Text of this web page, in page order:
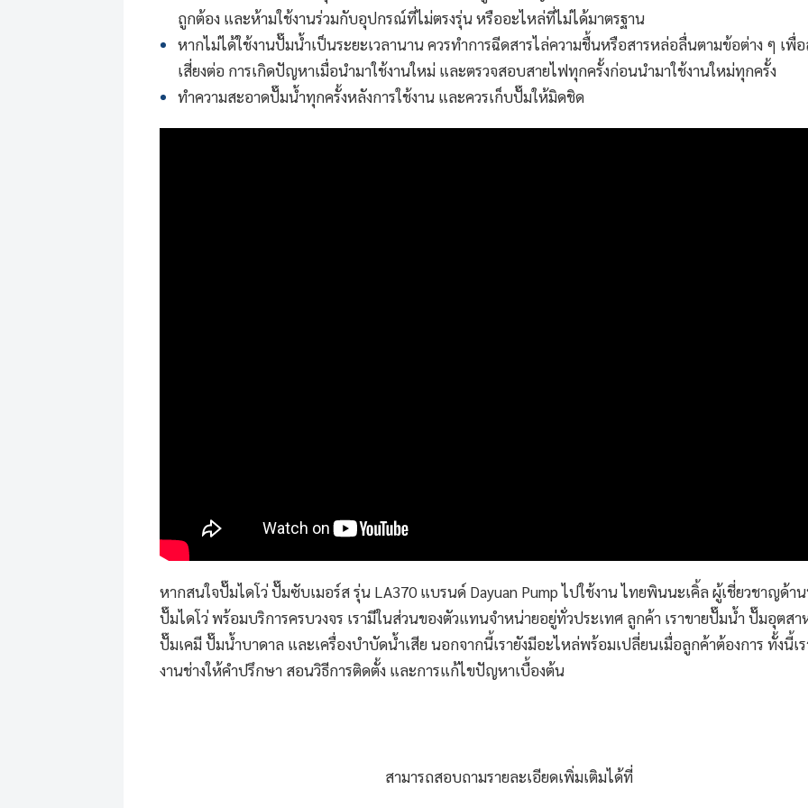
ถูกต้อง และห้ามใช้งานร่วมกับอุปกรณ์ที่ไม่ตรงรุ่น หรืออะไหล่ที่ไม่ได้มาตรฐาน
หากไม่ได้ใช้งานปั๊มน้ำเป็นระยะเวลานาน ควรทำการฉีดสารไล่ความชื้นหรือสารหล่อลื่นตามข้อต่าง ๆ เพื่
เสี่ยงต่อ การเกิดปัญหาเมื่อนำมาใช้งานใหม่ และตรวจสอบสายไฟทุกครั้งก่อนนำมาใช้งานใหม่ทุกครั้ง
ทำความสะอาดปั๊มน้ำทุกครั้งหลังการใช้งาน และควรเก็บปั๊มให้มิดชิด
หากสนใจปั๊มไดโว่ปั๊มซับเมอร์สรุ่น LA370 แบรนด์ Dayuan Pumpไปใช้งาน ไทยพินนะเคิ้ล ผู้เชี่ยวชาญด้า
ปั๊มไดโว่ พร้อมบริการครบวงจร เรามีในส่วนของตัวแทนจำหน่ายอยู่ทั่วประเทศ ลูกค้า เราขายปั๊มน้ำ ปั๊มอุตสา
ปั๊มเคมี ปั๊มน้ำบาดาล และเครื่องบำบัดน้ำเสีย นอกจากนี้เรายังมีอะไหล่พร้อมเปลี่ยนเมื่อลูกค้าต้องการ ทั้งนี้เ
งานช่างให้คำปรึกษา สอนวิธีการติดตั้ง และการแก้ไขปัญหาเบื้องต้น
สามารถสอบถามรายละเอียดเพิ่มเติมได้ที่